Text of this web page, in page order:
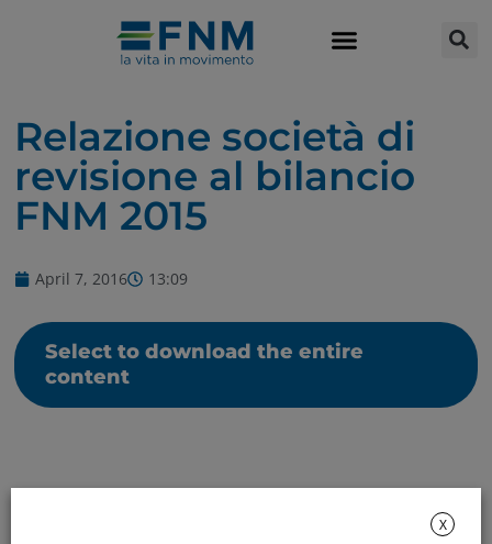
Relazione società di
revisione al bilancio
FNM 2015
April 7, 2016 13:09
Select to download the entire
content
X